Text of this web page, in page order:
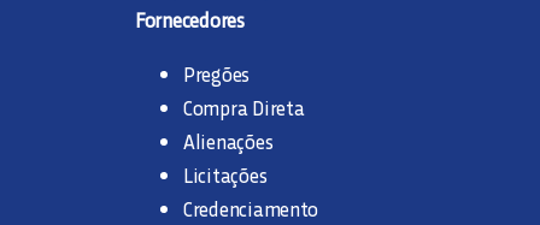
Fornecedores
Pregões
Compra Direta
Alienações
Licitações
Credenciamento